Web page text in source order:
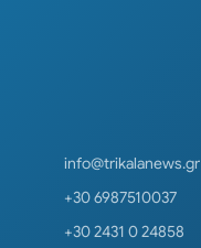
info@trikalanews.gr
+30 6987510037
+30 2431 0 24858